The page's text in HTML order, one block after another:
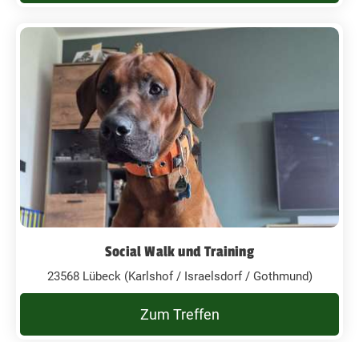
Social Walk und Training
23568 Lübeck (Karlshof / Israelsdorf / Gothmund)
Zum Treffen